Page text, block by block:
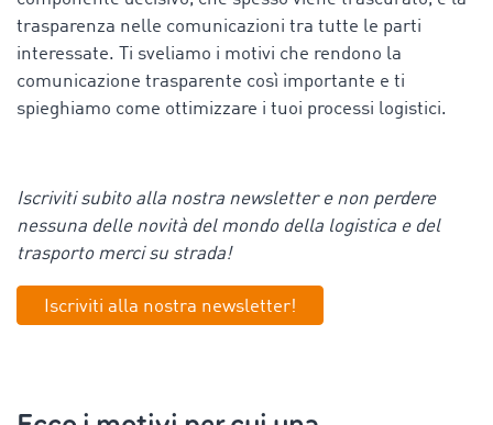
trasparenza nelle comunicazioni tra tutte le parti
interessate. Ti sveliamo i motivi che rendono la
comunicazione trasparente così importante e ti
spieghiamo come ottimizzare i tuoi processi logistici.
Iscriviti subito alla nostra newsletter e non perdere
nessuna delle novità del mondo della logistica e del
trasporto merci su strada!
Iscriviti alla nostra newsletter!